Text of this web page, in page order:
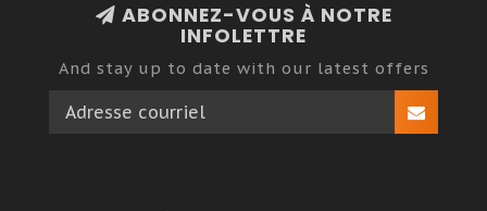
ABONNEZ-VOUS À NOTRE
INFOLETTRE
And stay up to date with our latest offers